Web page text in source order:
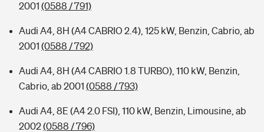
2001 (0588 / 791)
Audi A4, 8H (A4 CABRIO 2.4), 125 kW, Benzin, Cabrio, ab
2001 (0588 / 792)
Audi A4, 8H (A4 CABRIO 1.8 TURBO), 110 kW, Benzin,
Cabrio, ab 2001 (0588 / 793)
Audi A4, 8E (A4 2.0 FSI), 110 kW, Benzin, Limousine, ab
2002(0588 / 796)